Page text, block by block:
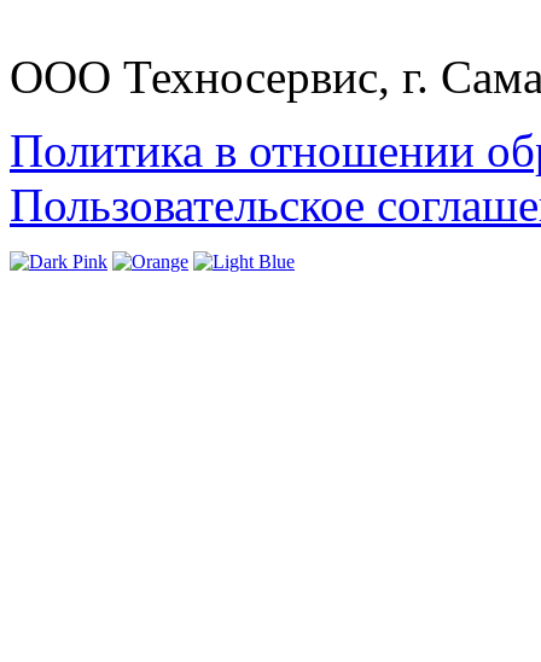
ООО Техносервис, г.
Политика в отношении
Пользовательское